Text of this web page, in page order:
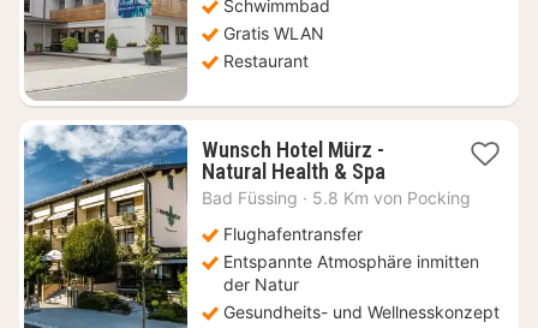
Schwimmbad
Gratis WLAN
Restaurant
Wunsch Hotel Mürz -
Natural Health & Spa1
Nacht
€
Bad Füssing · 5.8 Km von Pocking
Flughafentransfer
Entspannte Atmosphäre inmitten
der Natur
Gesundheits- und Wellnesskonzept